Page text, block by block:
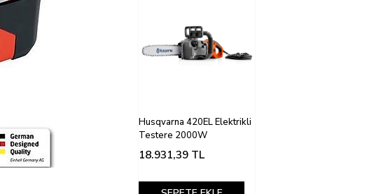
Husqvarna 420EL Elektrikli
Testere 2000W
18.931,39 TL